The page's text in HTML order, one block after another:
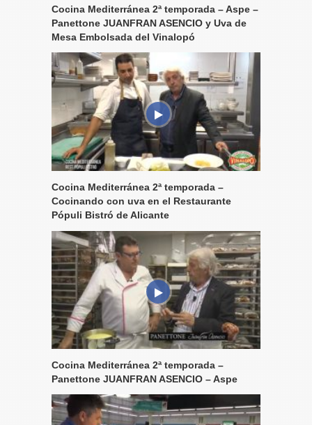
Cocina Mediterránea 2ª temporada – Aspe –
Panettone JUANFRAN ASENCIO y Uva de
Mesa Embolsada del Vinalopó
Cocina Mediterránea 2ª temporada –
Cocinando con uva en el Restaurante
Pópuli Bistró de Alicante
Cocina Mediterránea 2ª temporada –
Panettone JUANFRAN ASENCIO – Aspe